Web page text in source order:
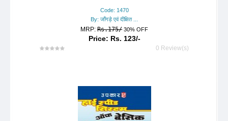
Code: 1470
By: जाँगड़े एवं दीक्षित ...
MRP:Rs.175/ 30% OFF
Price: Rs. 123/-
0 Review(s)